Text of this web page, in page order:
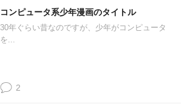
コンピュータ系少年漫画のタイトル
30年ぐらい昔なのですが、少年がコンピュータ
を...
2